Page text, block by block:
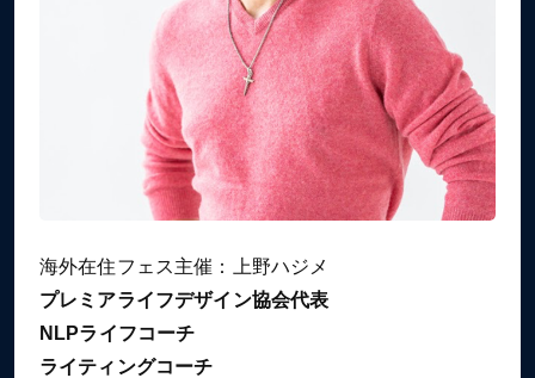
海外在住フェス主催：上野ハジメ
プレミアライフデザイン協会代表
NLPライフコーチ
ライティングコーチ